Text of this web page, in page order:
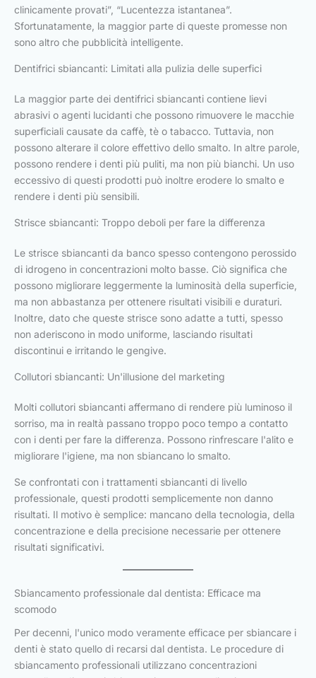
clinicamente provati”, “Lucentezza istantanea”.
Sfortunatamente, la maggior parte di queste promesse non
sono altro che pubblicità intelligente.
Dentifrici sbiancanti: Limitati alla pulizia delle superfici
La maggior parte dei dentifrici sbiancanti contiene lievi
abrasivi o agenti lucidanti che possono rimuovere le macchie
superficiali causate da caffè, tè o tabacco. Tuttavia, non
possono alterare il colore effettivo dello smalto. In altre parole,
possono rendere i denti più puliti, ma non più bianchi. Un uso
eccessivo di questi prodotti può inoltre erodere lo smalto e
rendere i denti più sensibili.
Strisce sbiancanti: Troppo deboli per fare la differenza
Le strisce sbiancanti da banco spesso contengono perossido
di idrogeno in concentrazioni molto basse. Ciò significa che
possono migliorare leggermente la luminosità della superficie,
ma non abbastanza per ottenere risultati visibili e duraturi.
Inoltre, dato che queste strisce sono adatte a tutti, spesso
non aderiscono in modo uniforme, lasciando risultati
discontinui e irritando le gengive.
Collutori sbiancanti: Un'illusione del marketing
Molti collutori sbiancanti affermano di rendere più luminoso il
sorriso, ma in realtà passano troppo poco tempo a contatto
con i denti per fare la differenza. Possono rinfrescare l'alito e
migliorare l'igiene, ma non sbiancano lo smalto.
Se confrontati con i trattamenti sbiancanti di livello
professionale, questi prodotti semplicemente non danno
risultati. Il motivo è semplice: mancano della tecnologia, della
concentrazione e della precisione necessarie per ottenere
risultati significativi.
Sbiancamento professionale dal dentista: Efficace ma
scomodo
Per decenni, l'unico modo veramente efficace per sbiancare i
denti è stato quello di recarsi dal dentista. Le procedure di
sbiancamento professionali utilizzano concentrazioni